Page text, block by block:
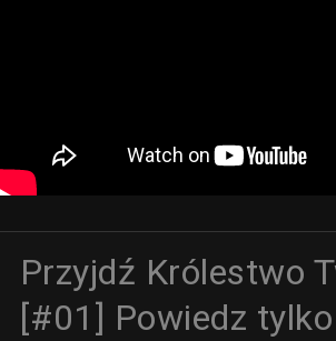
Przyjdź Królestwo
[#01] Powiedz tylko